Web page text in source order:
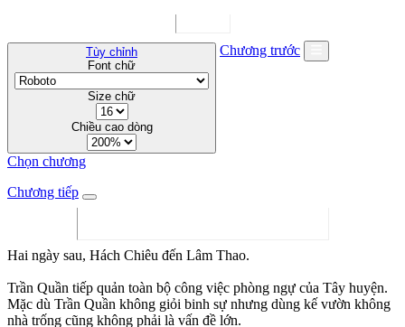
Tùy chỉnh
Font chữ
Size chữ
Chiều cao dòng
Chương trước
Chọn chương
Chương tiếp
Hai ngày sau, Hách Chiêu đến Lâm Thao.
Trần Quần tiếp quản toàn bộ công việc phòng ngự của Tây huyện.
Mặc dù Trần Quần không giỏi binh sự nhưng dùng kế vườn không
nhà trống cũng không phải là vấn đề lớn.